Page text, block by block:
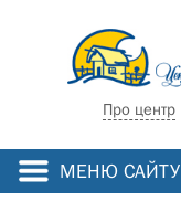
Про центр
МЕНЮ САЙТУ